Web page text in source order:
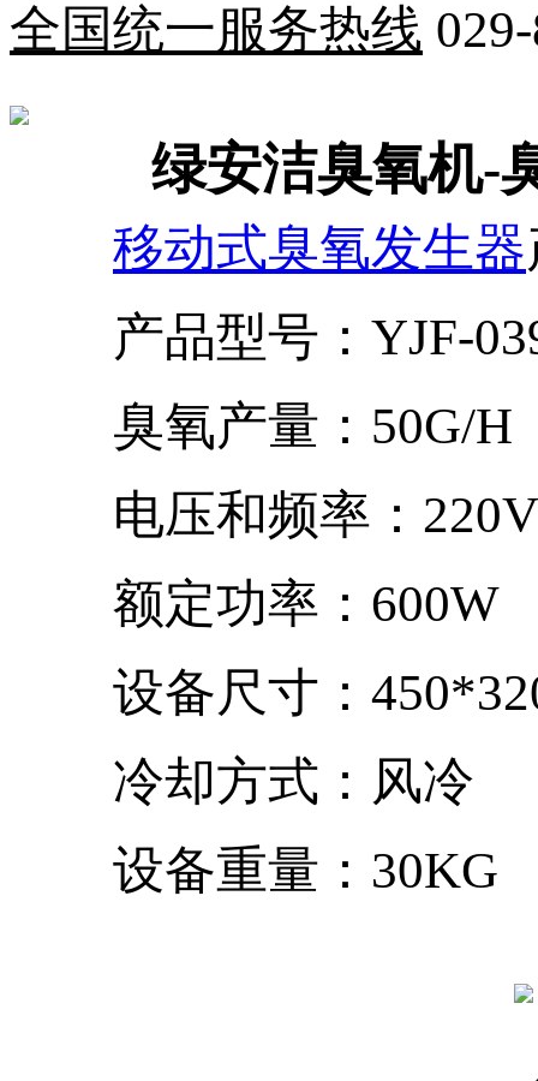
全国统一服务热线
绿安洁臭氧机-
移动式臭氧发生器
产品型号：YJF-
臭氧产量：50G/H
电压和频率：
额定功率：600W
设备尺寸：
冷却方式：风冷
设备重量：30KG